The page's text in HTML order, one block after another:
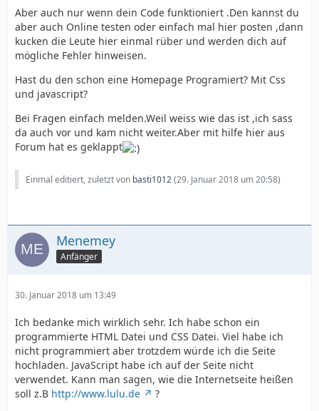
Aber auch nur wenn dein Code funktioniert .Den kannst du
aber auch Online testen oder einfach mal hier posten ,dann
kucken die Leute hier einmal rüber und werden dich auf
mögliche Fehler hinweisen.
Hast du den schon eine Homepage Programiert? Mit Css
und javascript?
Bei Fragen einfach melden.Weil weiss wie das ist ,ich sass
da auch vor und kam nicht weiter.Aber mit hilfe hier aus
Forum hat es geklappt
Einmal editiert, zuletzt von basti1012(29. Januar 2018 um 20:58)
Menemey
Anfänger
30. Januar 2018 um 13:49
Ich bedanke mich wirklich sehr. Ich habe schon ein
programmierte HTML Datei und CSS Datei. Viel habe ich
nicht programmiert aber trotzdem würde ich die Seite
hochladen. JavaScript habe ich auf der Seite nicht
verwendet. Kann man sagen, wie die Internetseite heißen
soll z.B http://www.lulu.de
?